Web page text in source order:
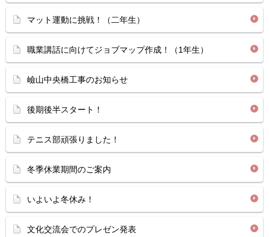
マット運動に挑戦！（二年生）
職業講話に向けてジョブマップ作成！（1年生）
嶮山中央橋工事のお知らせ
後期後半スタート！
テニス部頑張りました！
冬季休業期間のご案内
いよいよ冬休み！
文化交流会でのプレゼン発表